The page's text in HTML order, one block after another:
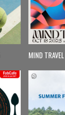
MIND TRAVEL